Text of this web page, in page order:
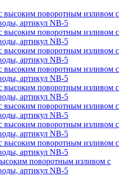
поворотным изливом с
артикул NB-5